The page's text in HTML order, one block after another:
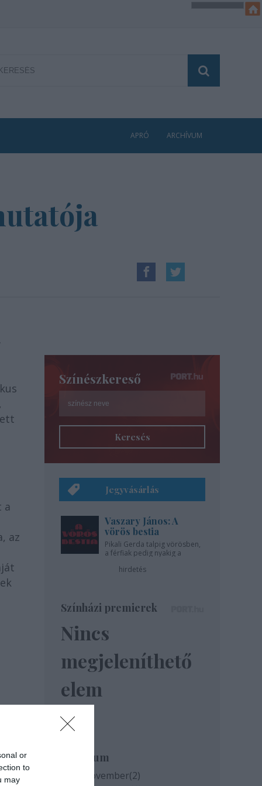
or
to
may
APRÓ ARCHÍVUM
a
az
Színészkereső
Keresés
Jegyvásárlás
Vaszary János: A
vörös bestia
Pikali Gerda talpig vörösben,
a férfiak pedig nyakig a
hirdetés
Színházi premierek
Nincs
megjeleníthető
elem
Archívum
2020 november(2)